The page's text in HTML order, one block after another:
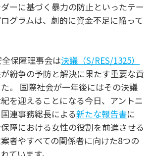
ーに基づく暴力の防止といったテー
グラムは、劇的に資金不足に陥って
保障理事会は決議（S/RES/1325）
紛争の予防と解決に果たす重要な貢
。 国際社会が一年後にはその決議
を迎えることになる今日、アントニ
連事務総長による新たな報告書に
障における女性の役割を前進させる
者やすべての関係者に向けた8つの